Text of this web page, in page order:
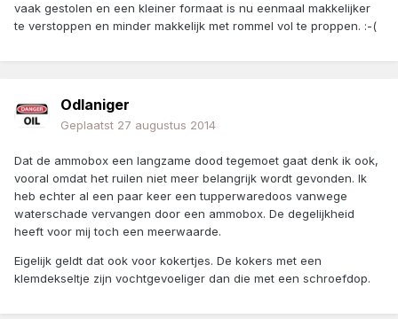
vaak gestolen en een kleiner formaat is nu eenmaal makkelijker
te verstoppen en minder makkelijk met rommel vol te proppen. :-(
Odlaniger
Geplaatst 27 augustus 2014
Dat de ammobox een langzame dood tegemoet gaat denk ik ook,
vooral omdat het ruilen niet meer belangrijk wordt gevonden. Ik
heb echter al een paar keer een tupperwaredoos vanwege
waterschade vervangen door een ammobox. De degelijkheid
heeft voor mij toch een meerwaarde.
Eigelijk geldt dat ook voor kokertjes. De kokers met een
klemdekseltje zijn vochtgevoeliger dan die met een schroefdop.